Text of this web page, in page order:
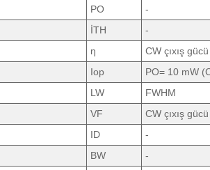
PO -
İTH -
ƞ CW çıxış
Iop PO= 10 mW
LW FWHM
VF CW çıxış
ID -
BW -